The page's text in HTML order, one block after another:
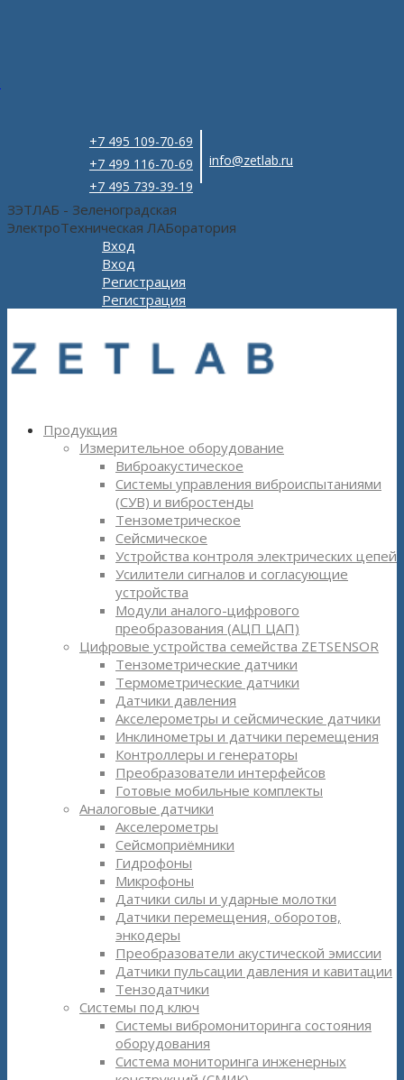
+7 495 109-70-69
+7 499 116-70-69
+7 495 739-39-19
info@zetlab.ru
ЗЭТЛАБ - Зеленоградская
ЭлектроТехническая ЛАБоратория
Вход
Вход
Регистрация
Регистрация
Продукция
Измерительное оборудование
Виброакустическое
Системы управления виброиспытаниями
(СУВ) и вибростенды
Тензометрическое
Сейсмическое
Устройства контроля электрических цепей
Усилители сигналов и согласующие
устройства
Модули аналого-цифрового
преобразования (АЦП ЦАП)
Цифровые устройства семейства ZETSENSOR
Тензометрические датчики
Термометрические датчики
Датчики давления
Акселерометры и сейсмические датчики
Инклинометры и датчики перемещения
Контроллеры и генераторы
Преобразователи интерфейсов
Готовые мобильные комплекты
Аналоговые датчики
Акселерометры
Сейсмоприёмники
Гидрофоны
Микрофоны
Датчики силы и ударные молотки
Датчики перемещения, оборотов,
энкодеры
Преобразователи акустической эмиссии
Датчики пульсации давления и кавитации
Тензодатчики
Системы под ключ
Системы вибромониторинга состояния
оборудования
Система мониторинга инженерных